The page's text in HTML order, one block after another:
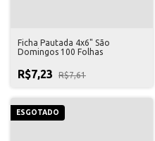
Ficha Pautada 4x6" São
Domingos 100 Folhas
R$7,23 R$7,61
ESGOTADO